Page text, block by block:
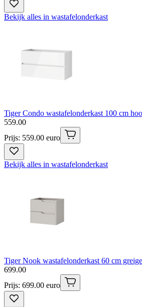
Bekijk alles in wastafelonderkast
Tiger Condo wastafelonderkast 100 cm
559.00
Prijs: 559.00 euro
Bekijk alles in wastafelonderkast
Tiger Nook wastafelonderkast 60 cm greige
699.00
Prijs: 699.00 euro